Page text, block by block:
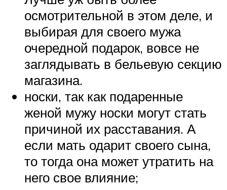
осмотрительной в этом деле, и
выбирая для своего мужа
очередной подарок, вовсе не
заглядывать в бельевую секцию
магазина.
носки, так как подаренные
женой мужу носки могут стать
причиной их расставания. А
если мать одарит своего сына,
то тогда она может утратить на
него свое влияние;